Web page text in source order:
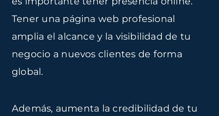
Tener una página web profesional
amplia el alcance y la visibilidad de tu
negocio a nuevos clientes de forma
global.
Además, aumenta la credibilidad de tu